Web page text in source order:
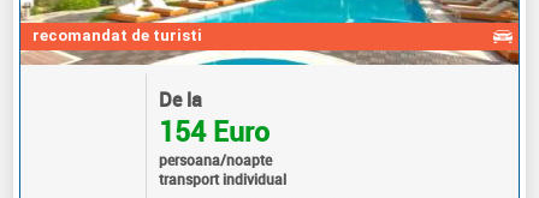
recomandat de turisti
De la
154 Euro
persoana/noapte
transport individual